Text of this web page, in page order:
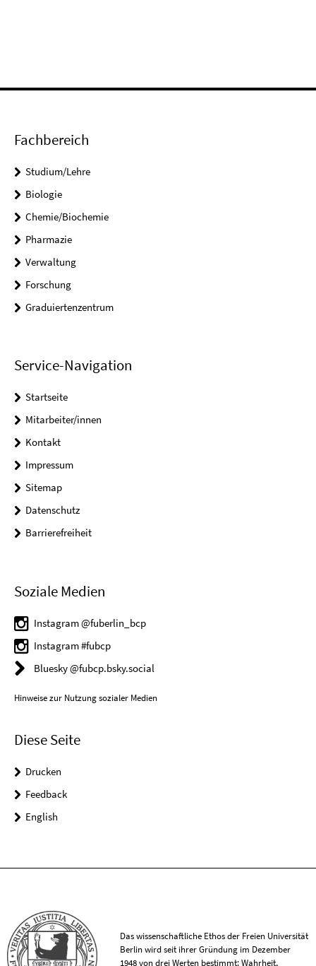
Fachbereich
Studium/Lehre
Biologie
Chemie/Biochemie
Pharmazie
Verwaltung
Forschung
Graduiertenzentrum
Service-Navigation
Startseite
Mitarbeiter/innen
Kontakt
Impressum
Sitemap
Datenschutz
Barrierefreiheit
Soziale Medien
Instagram @fuberlin_bcp
Instagram #fubcp
Bluesky @fubcp.bsky.social
Hinweise zur Nutzung sozialer Medien
Diese Seite
Drucken
Feedback
English
Das wissenschaftliche Ethos der Freien Universität
Berlin wird seit ihrer Gründung im Dezember
1948 von drei Werten bestimmt: Wahrheit,